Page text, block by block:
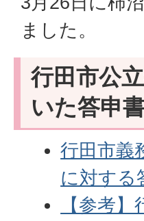
ました。
行田市公
いた答申
行田市義
に対する
【参考